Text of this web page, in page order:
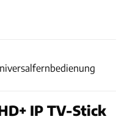
IP TV-Stick